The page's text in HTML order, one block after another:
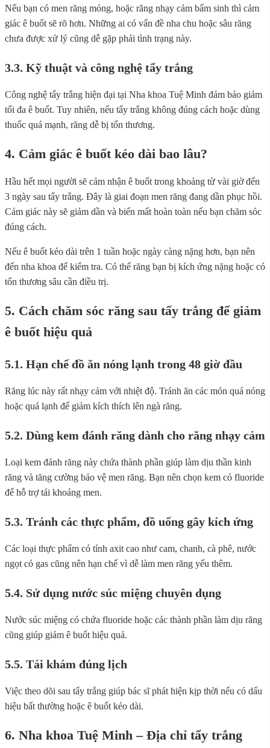
Nếu bạn có men răng mỏng, hoặc răng nhạy cảm bẩm sinh thì cảm
giác ê buốt sẽ rõ hơn. Những ai có vấn đề nha chu hoặc sâu răng
chưa được xử lý cũng dễ gặp phải tình trạng này.
3.3. Kỹ thuật và công nghệ tẩy trắng
Công nghệ tẩy trắng hiện đại tại Nha khoa Tuệ Minh đảm bảo giảm
tối đa ê buốt. Tuy nhiên, nếu tẩy trắng không đúng cách hoặc dùng
thuốc quá mạnh, răng dễ bị tổn thương.
4. Cảm giác ê buốt kéo dài bao lâu?
Hầu hết mọi người sẽ cảm nhận ê buốt trong khoảng từ vài giờ đến
3 ngày sau tẩy trắng. Đây là giai đoạn men răng đang dần phục hồi.
Cảm giác này sẽ giảm dần và biến mất hoàn toàn nếu bạn chăm sóc
đúng cách.
Nếu ê buốt kéo dài trên 1 tuần hoặc ngày càng nặng hơn, bạn nên
đến nha khoa để kiểm tra. Có thể răng bạn bị kích ứng nặng hoặc có
tổn thương sâu cần điều trị.
5. Cách chăm sóc răng sau tẩy trắng để giảm
ê buốt hiệu quả
5.1. Hạn chế đồ ăn nóng lạnh trong 48 giờ đầu
Răng lúc này rất nhạy cảm với nhiệt độ. Tránh ăn các món quá nóng
hoặc quá lạnh để giảm kích thích lên ngà răng.
5.2. Dùng kem đánh răng dành cho răng nhạy cảm
Loại kem đánh răng này chứa thành phần giúp làm dịu thần kinh
răng và tăng cường bảo vệ men răng. Bạn nên chọn kem có fluoride
để hỗ trợ tái khoáng men.
5.3. Tránh các thực phẩm, đồ uống gây kích ứng
Các loại thực phẩm có tính axit cao như cam, chanh, cà phê, nước
ngọt có gas cũng nên hạn chế vì dễ làm men răng yếu thêm.
5.4. Sử dụng nước súc miệng chuyên dụng
Nước súc miệng có chứa fluoride hoặc các thành phần làm dịu răng
cũng giúp giảm ê buốt hiệu quả.
5.5. Tái khám đúng lịch
Việc theo dõi sau tẩy trắng giúp bác sĩ phát hiện kịp thời nếu có dấu
hiệu bất thường hoặc ê buốt kéo dài.
6. Nha khoa Tuệ Minh – Địa chỉ tẩy trắng